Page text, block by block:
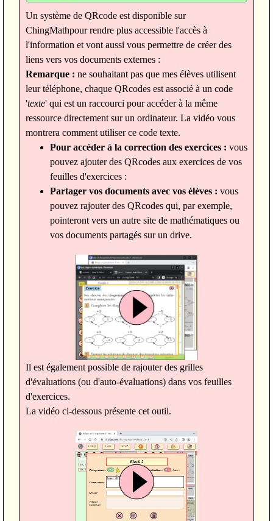
Un système de QRcode est disponible sur
ChingMathpour rendre plus accessible l'accès à
l'information et vont aussi vous permettre de créer des
liens vers vos documents externes :
Remarque : ne souhaitant pas que mes élèves utilisent
leur téléphone, chaque QRcodes est associé à un code
'texte' qui est un raccourci pour accéder à la même
ressource directement sur un ordinateur. La vidéo vous
montrera comment utiliser ce code texte.
Pour accéder à la correction des exercices : vous
pouvez ajouter des QRcodes aux exercices de vos
feuilles d'exercices :
Partager vos documents avec vos élèves : vous
pouvez rajouter des QRcodes qui, par exemple,
pointeront vers un autre site de mathématiques ou
vos documents partagés sur un drive.
Il est également possible de rajouter des grilles
d'évaluations (ou d'auto-évaluations) dans vos feuilles
d'exercices.
La vidéo ci-dessous présente cet outil.